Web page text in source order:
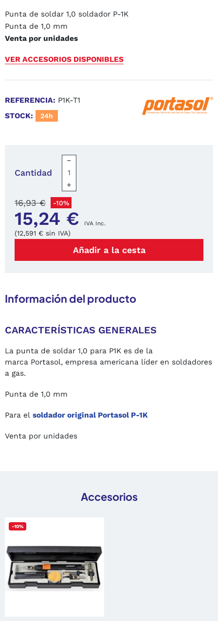
Punta de soldar 1,0 soldador P-1K
Punta de 1,0 mm
Venta por unidades
VER ACCESORIOS DISPONIBLES
REFERENCIA: P1K-T1
STOCK:
24h
Cantidad
−
+
15,24 € IVA Inc.
16,93 € -10%
(12,591 € sin IVA)
Añadir a la cesta
Información del producto
CARACTERÍSTICAS GENERALES
La punta de soldar 1,0 para P1K es de la
marca Portasol, empresa americana líder en soldadores
a gas.
Punta de 1,0 mm
Para el soldador original Portasol P-1K
Venta por unidades
Accesorios
-10%